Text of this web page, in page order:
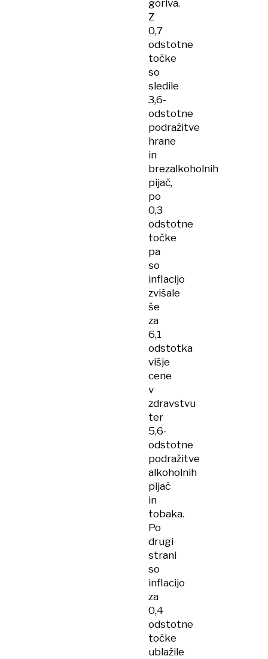
goriva.
Z
0,7
odstotne
točke
so
sledile
3,6-
odstotne
podražitve
hrane
in
brezalkoholnih
pijač,
po
0,3
odstotne
točke
pa
so
inflacijo
zvišale
še
za
6,1
odstotka
višje
cene
v
zdravstvu
ter
5,6-
odstotne
podražitve
alkoholnih
pijač
in
tobaka.
Po
drugi
strani
so
inflacijo
za
0,4
odstotne
točke
ublažile